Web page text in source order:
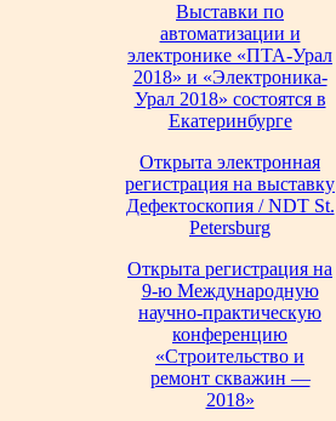
Выставки по
автоматизации и
электронике «ПТА-Урал
2018» и «Электроника-
Урал 2018» состоятся в
Екатеринбурге
Открыта электронная
регистрация на выставку
Дефектоскопия / NDT St.
Petersburg
Открыта регистрация на
9-ю Международную
научно-практическую
конференцию
«Строительство и
ремонт скважин —
2018»